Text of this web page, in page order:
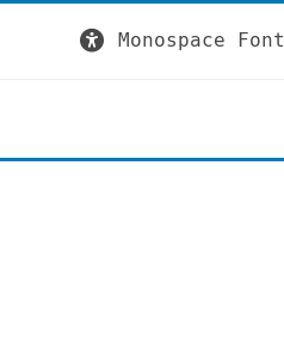
Monospace Font